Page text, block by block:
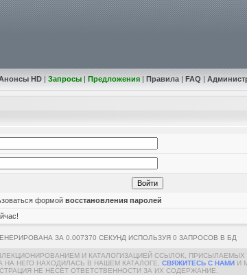
HD |Запросы |Предложения |Правила |FAQ |
формой восстановления паролей
ЗА 0.007370 СЕКУНД ИСПОЛЬЗУЯ 0 ЗАПРОСОВ В БД
И КАТАЛОГИЗАЦИЕЙ ССЫЛОК,
НЕГО НАХОДИЛАСЬ В НАШЕМ КАТАЛОГЕ, СВЯЖИТЕСЬ С НАМИ И
НЕ НЕСЁТ ОТВЕТСТВЕННОСТИ ЗА ИХ СОДЕРЖАНИЕ.